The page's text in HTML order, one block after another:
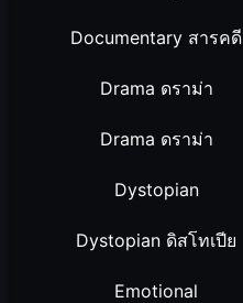
Documentary สารคดี
Drama ดราม่า
Drama ดราม่า
Dystopian
Dystopian ดิสโทเปีย
Emotional